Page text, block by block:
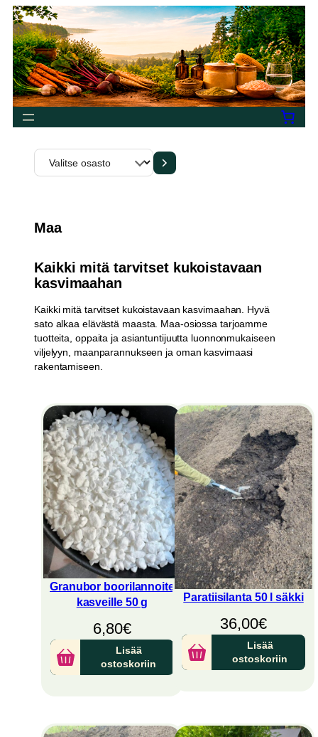
Valitse
osasto
Maa
Kaikki mitä tarvitset kukoistavaan
kasvimaahan
Kaikki mitä tarvitset kukoistavaan kasvimaahan. Hyvä
sato alkaa elävästä maasta. Maa-osiossa tarjoamme
tuotteita, oppaita ja asiantuntijuutta luonnonmukaiseen
viljelyyn, maanparannukseen ja oman kasvimaasi
rakentamiseen.
Granubor boorilannoite
kasveille 50 g
6,80€
Lisää
ostoskoriin
Paratiisilanta 50 l säkki
36,00€
Lisää
ostoskoriin